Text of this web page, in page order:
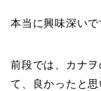
本当に興味深いで
前段では、カナ
て、良かったと思